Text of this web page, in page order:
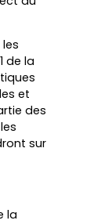
de la
et
des
sur
la